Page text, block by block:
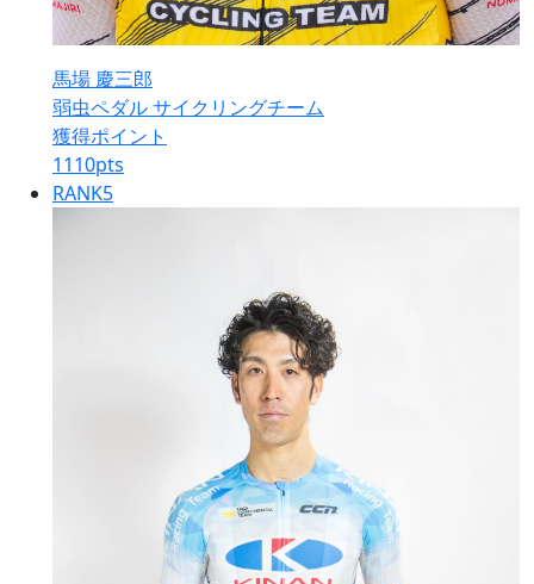
馬場 慶三郎
弱虫ペダル サイクリングチーム
獲得ポイント
1110pts
RANK5